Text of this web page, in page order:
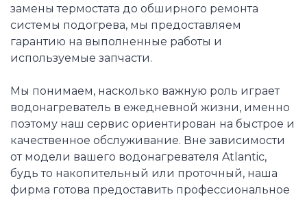
замены термостата до обширного ремонта
системы подогрева, мы предоставляем
гарантию на выполненные работы и
используемые запчасти.
Мы понимаем, насколько важную роль играет
водонагреватель в ежедневной жизни, именно
поэтому наш сервис ориентирован на быстрое и
качественное обслуживание. Вне зависимости
от модели вашего водонагревателя Atlantic,
будь то накопительный или проточный, наша
фирма готова предоставить профессиональное